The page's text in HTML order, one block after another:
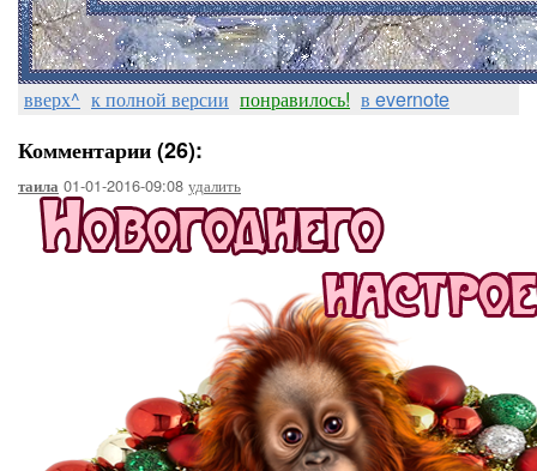
вверх^ к полной версии понравилось! в evernote
Комментарии (26):
таила 01-01-2016-09:08 удалить